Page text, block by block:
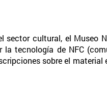
sector cultural, el Museo
tecnología de NFC
sobre el